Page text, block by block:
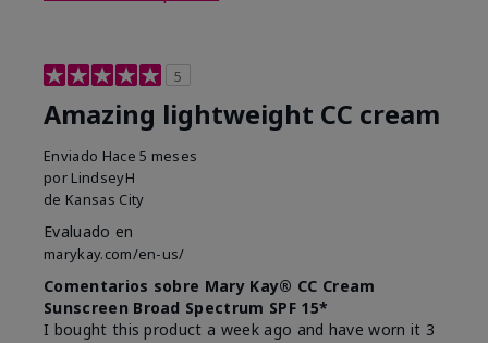
5
Amazing lightweight CC cream
Enviado Hace 5 meses
por LindseyH
de Kansas City
Evaluado en
marykay.com/en-us/
Comentarios sobre Mary Kay® CC Cream
Sunscreen Broad Spectrum SPF 15*
I bought this product a week ago and have worn it 3